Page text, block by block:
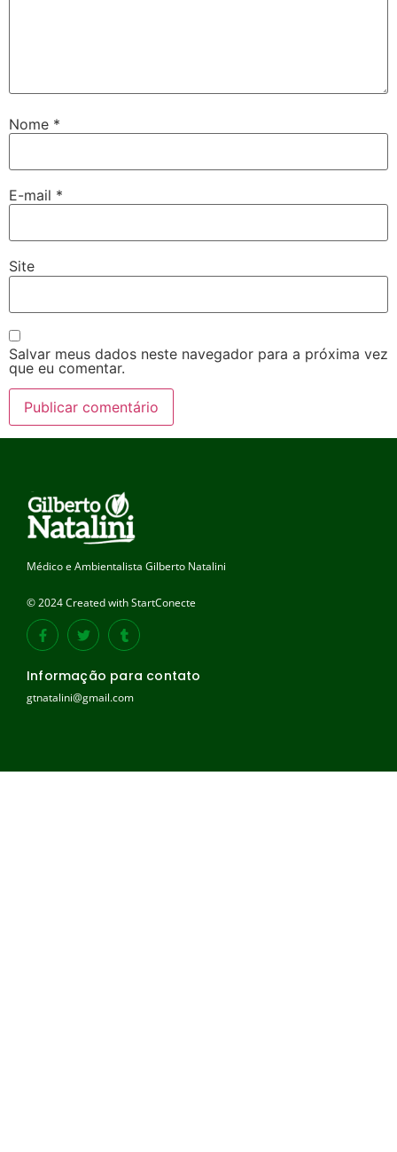
Nome *
E-mail *
Site
Salvar meus dados neste navegador para a próxima vez
que eu comentar.
Médico e Ambientalista Gilberto Natalini
© 2024 Created with StartConecte
Informação para contato
gtnatalini@gmail.com